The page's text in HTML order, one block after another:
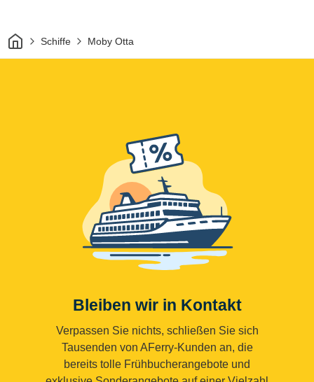
HeimSchiffe Moby Otta
Bleiben wir in Kontakt
Verpassen Sie nichts, schließen Sie sich
Tausenden von AFerry-Kunden an, die
bereits tolle Frühbucherangebote und